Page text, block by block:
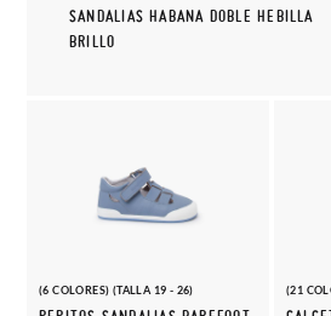
SANDALIAS HABANA DOBLE HEBILLA
BRILLO
(6 COLORES) (TALLA 19 - 26) (21